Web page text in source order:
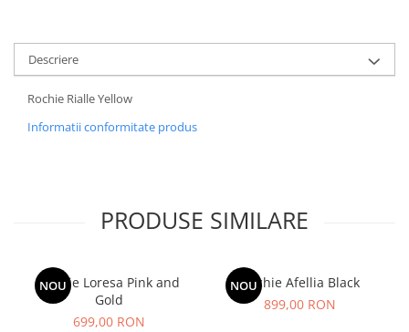
Descriere
Rochie Rialle Yellow
Informatii conformitate produs
PRODUSE SIMILARE
NOU
Rochie Loresa Pink and
Gold
699,00 RON
NOU
Rochie Afellia Black
899,00 RON